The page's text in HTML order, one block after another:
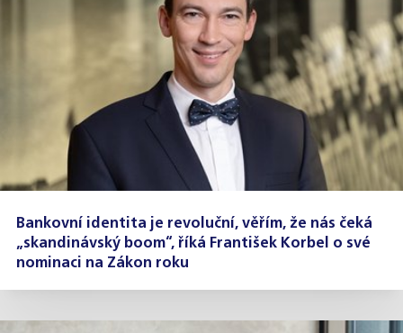
Bankovní identita je revoluční, věřím, že nás čeká
„skandinávský boom“, říká František Korbel o své
nominaci na Zákon roku